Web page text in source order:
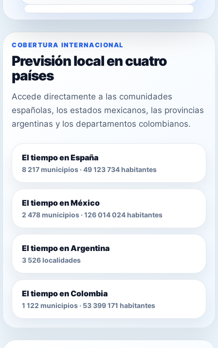
COBERTURA INTERNACIONAL
Previsión local en cuatro
países
Accede directamente a las comunidades
españolas, los estados mexicanos, las provincias
argentinas y los departamentos colombianos.
El tiempo en España
8 217 municipios · 49 123 734 habitantes
El tiempo en México
2 478 municipios · 126 014 024 habitantes
El tiempo en Argentina
3 526 localidades
El tiempo en Colombia
1 122 municipios · 53 399 171 habitantes